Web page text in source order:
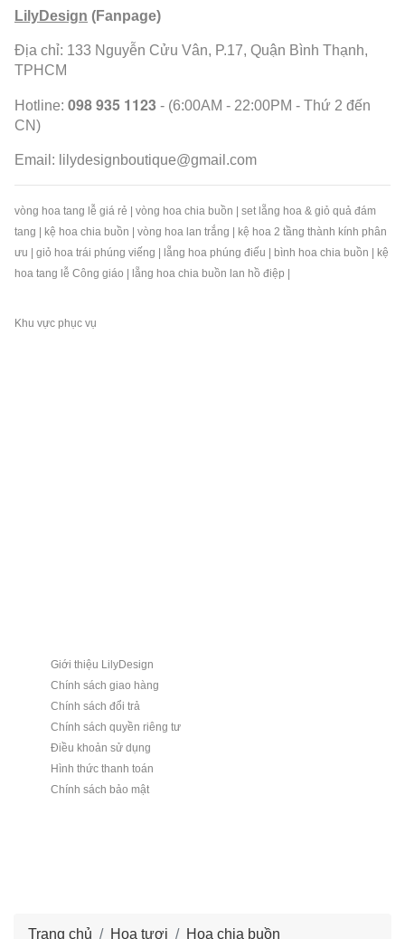
LilyDesign (Fanpage)
Địa chỉ: 133 Nguyễn Cửu Vân, P.17, Quận Bình Thạnh,
TPHCM
Hotline: 098 935 1123 - (6:00AM - 22:00PM - Thứ 2 đến
CN)
Email: lilydesignboutique@gmail.com
vòng hoa tang lễ giá rẻ vòng hoa chia buồn
set lẵng hoa & giỏ quả đám
tang
kệ hoa chia buồn vòng hoa lan trắng
kệ hoa 2 tầng thành kính phân
ưu
giỏ hoa trái phúng viếng lẵng hoa phúng điếu bình hoa chia buồn
kệ
hoa tang lễ Công giáo
lẵng hoa chia buồn lan hồ điệp
Khu vực phục vụ
Giới thiệu LilyDesign
Chính sách giao hàng
Chính sách đổi trả
Chính sách quyền riêng tư
Điều khoản sử dụng
Hình thức thanh toán
Chính sách bảo mật
Trang chủ Hoa tươi Hoa chia buồn